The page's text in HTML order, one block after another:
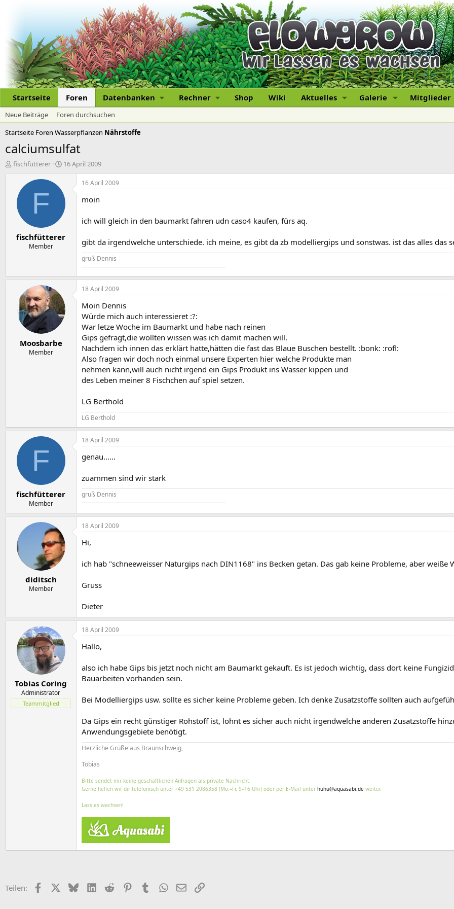
Startseite Foren Datenbanken Rechner Shop Wiki Aktuelles Galerie Mitglieder
Neue Beiträge
Foren durchsuchen
Startseite Foren Wasserpflanzen Nährstoffe
calciumsulfat
E
fischfütterer
E
t
e
l
a
16 April 2009
F
fischfütterer
Member
16 April 2009
moin
ich will gleich in den baumarkt fahren udn caso4 kaufen, fürs aq.
gibt da irgendwelche unterschiede. ich meine, es gibt da zb modelliergips und sonstwas. ist das alles das
gruß Dennis
-----------------------------------------------------------------------
Moosbarbe
Member
18 April 2009
Moin Dennis
Würde mich auch interessieret :?:
War letze Woche im Baumarkt und habe nach reinen
Gips gefragt,die wollten wissen was ich damit machen will.
Nachdem ich innen das erklärt hatte,hätten die fast das Blaue Buschen bestellt. :bonk: :rofl:
Also fragen wir doch noch einmal unsere Experten hier welche Produkte man
nehmen kann,will auch nicht irgend ein Gips Produkt ins Wasser kippen und
des Leben meiner 8 Fischchen auf spiel setzen.
LG Berthold
LG Berthold
F
fischfütterer
Member
18 April 2009
genau......
zuammen sind wir stark
gruß Dennis
-----------------------------------------------------------------------
diditsch
Member
18 April 2009
Hi,
ich hab "schneeweisser Naturgips nach DIN1168" ins Becken getan. Das gab keine Probleme, aber weiße
Gruss
Dieter
Tobias Coring
Administrator
Teammitglied
18 April 2009
Hallo,
also ich habe Gips bis jetzt noch nicht am Baumarkt gekauft. Es ist jedoch wichtig, dass dort keine
Bauarbeiten vorhanden sein.
Bei Modelliergips usw. sollte es sicher keine Probleme geben. Ich denke Zusatzstoffe sollten auch
Da Gips ein recht günstiger Rohstoff ist, lohnt es sicher auch nicht irgendwelche anderen Zusatzstoffe
Anwendungsgebiete benötigt.
Herzliche Grüße aus Braunschweig,
Tobias
Bitte sendet mir keine geschäftlichen Anfragen als private Nachricht.
Gerne helfen wir dir telefonisch unter +49 531 2086358 (Mo.–Fr. 9–16 Uhr) oder per E-Mail unter huhu@aquasabi.de weiter.
Lass es wachsen!
Teilen: FacebookX (Twitter)
BlueskyLinkedIn
Reddit PinterestTumblrWhatsApp
E-MailLink